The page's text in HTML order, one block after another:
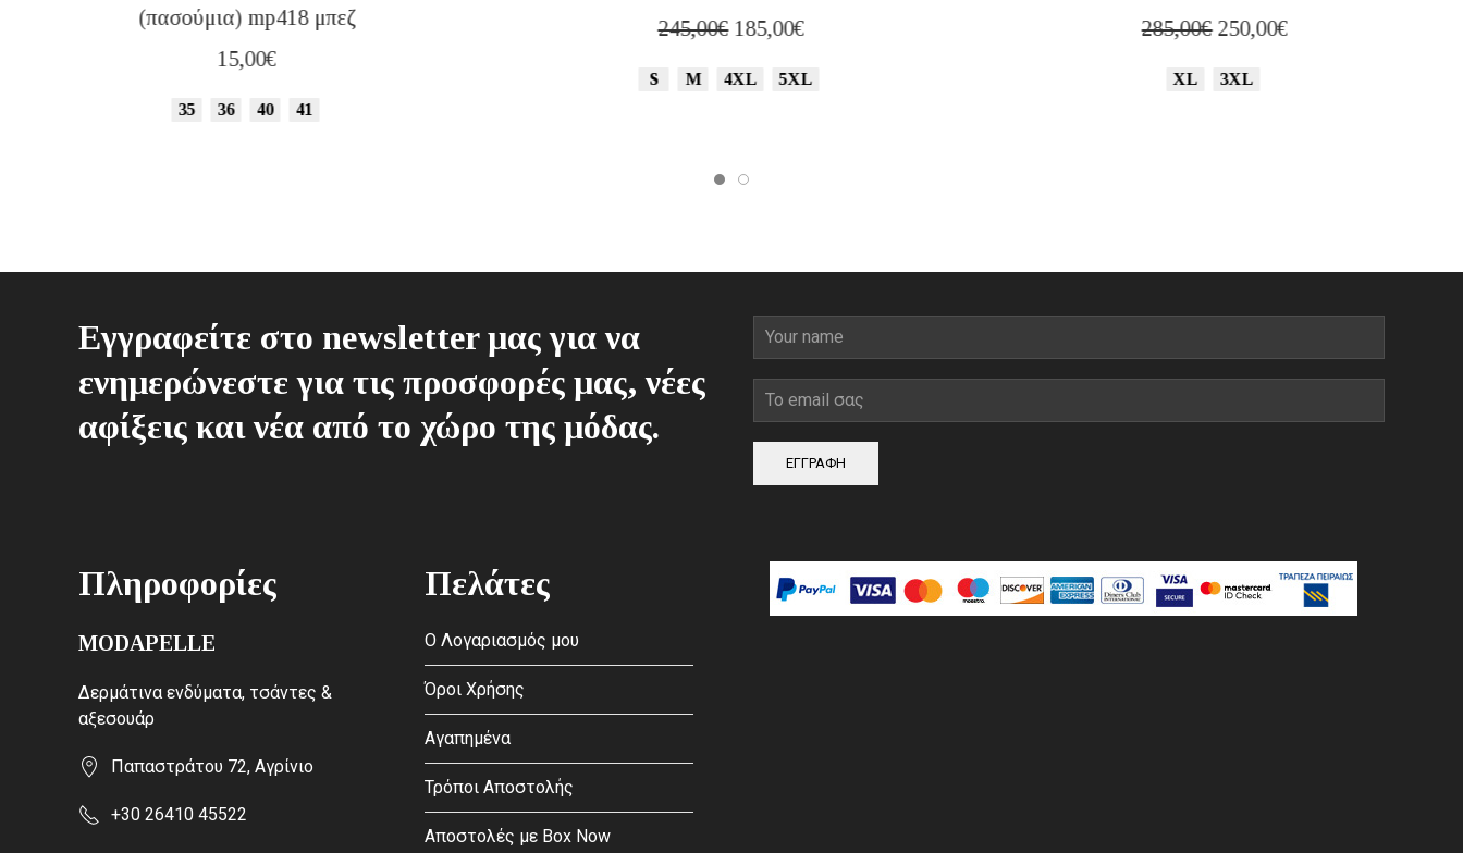
(πασούμια) mp418 μπεζ
15,00€
35 36 40 41
245,00€ Original
was:
185,00€Η
τιμή
S M 4XL 5XL
285,00€ Original
was:
250,00€Η
XL 3XL
Εγγραφείτε στο newsletter μας για να
ενημερώνεστε για τις προσφορές μας, νέες
αφίξεις και νέα από το χώρο της μόδας.
ΕΓΓΡΑΦΗ
Πληροφορίες
MODAPELLE
Δερμάτινα ενδύματα, τσάντες &
αξεσουάρ
Παπαστράτου 72, Αγρίνιο
+30 26410 45522
Πελάτες
Ο Λογαριασμός μου
Όροι Χρήσης
Αγαπημένα
Τρόποι Αποστολής
Αποστολές με Box Now